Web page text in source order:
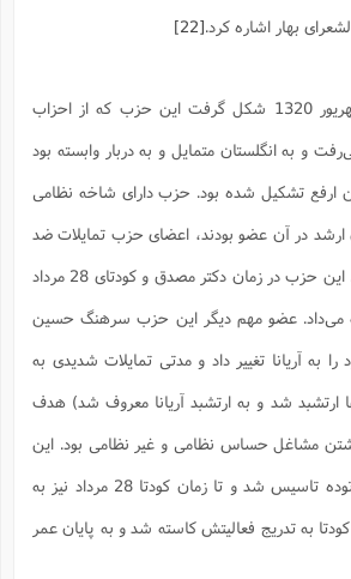
بهار اشاره کرد.[22]
این حزب نیز بعد از شهریور 1320 شکل گرفت این حزب که از احزاب
و به انگلستان متمایل و به دربار وابسته بود
تشکیل شده بود. حزب دارای شاخه نظامی
ارشد در آن عضو بودند، اعضای حزب تمایلات ضد
کمونیستی شدید داشتند. این حزب در زمان دکتر مصدق و کودتای 28 مرداد
می‌داد. عضو مهم دیگر این حزب سرهنگ حسین
به آریانا تغییر داد و مدتی تمایلات شدیدی به
شد و به ارتشبد آریانا معروف شد) هدف
مشاغل حساس نظامی و غیر نظامی بود. این
حزب همزمان با حزب توده تاسیس شد و تا زمان کودتا 28 مرداد نیز به
کودتا به تدریج فعالیتش کاسته شد و به پایان عمر